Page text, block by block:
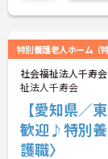
います。介護経
特別養護老人ホーム（特
社会福祉法人千寿
祉法人千寿会
【愛知県／
歓迎♪特別養
護職〉